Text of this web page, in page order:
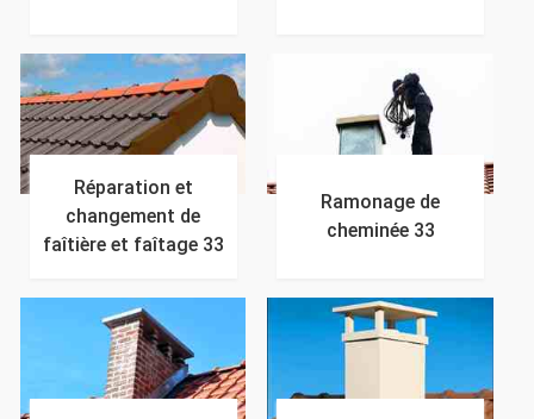
Réparation et
changement de
faîtière et faîtage 33
Ramonage de
cheminée 33